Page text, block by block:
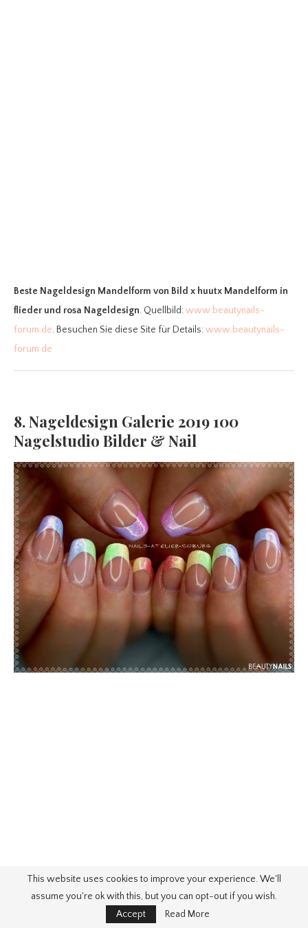
Beste Nageldesign Mandelform von Bild x huutx Mandelform in
flieder und rosa Nageldesign. Quellbild:www.beautynails-
forum.de. Besuchen Sie diese Site für Details:www.beautynails-
forum.de
8. Nageldesign Galerie 2019 100
Nagelstudio Bilder & Nail
This website uses cookies to improve your experience. We'll
assume you're ok with this, but you can opt-out if you wish.
Accept
Read More